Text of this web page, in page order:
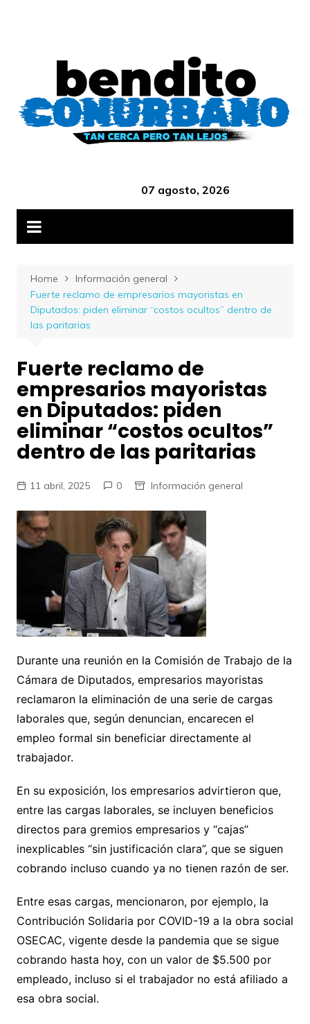
07 agosto, 2026
Home
Información general
Fuerte reclamo de empresarios mayoristas en
Diputados: piden eliminar “costos ocultos” dentro de
las paritarias
Fuerte reclamo de
empresarios mayoristas
en Diputados: piden
eliminar “costos ocultos”
dentro de las paritarias
11 abril, 2025 0 Información general
Durante una reunión en la Comisión de Trabajo de la
Cámara de Diputados, empresarios mayoristas
reclamaron la eliminación de una serie de cargas
laborales que, según denuncian, encarecen el
empleo formal sin beneficiar directamente al
trabajador.
En su exposición, los empresarios advirtieron que,
entre las cargas laborales, se incluyen beneficios
directos para gremios empresarios y “cajas”
inexplicables “sin justificación clara”, que se siguen
cobrando incluso cuando ya no tienen razón de ser.
Entre esas cargas, mencionaron, por ejemplo, la
Contribución Solidaria por COVID-19 a la obra social
OSECAC, vigente desde la pandemia que se sigue
cobrando hasta hoy, con un valor de $5.500 por
empleado, incluso si el trabajador no está afiliado a
esa obra social.